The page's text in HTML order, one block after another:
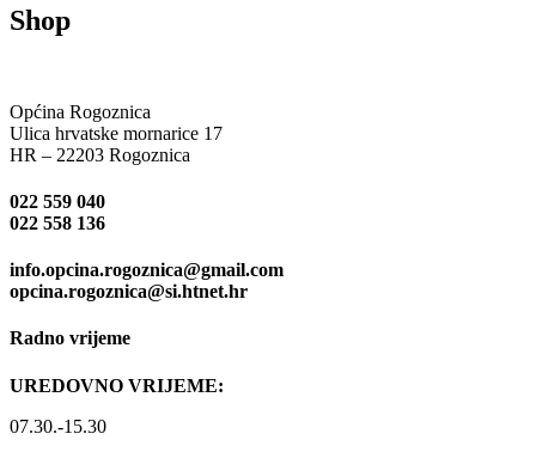
Shop
Općina Rogoznica
Ulica hrvatske mornarice 17
HR – 22203 Rogoznica
022 559 040
022 558 136
info.opcina.rogoznica@gmail.com
opcina.rogoznica@si.htnet.hr
Radno vrijeme
UREDOVNO VRIJEME:
07.30.-15.30